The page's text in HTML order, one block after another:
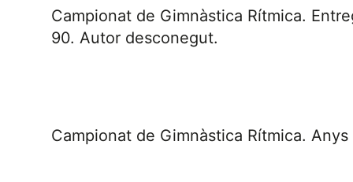
Campionat de Gimnàstica Rítmica.
90. Autor desconegut.
Campionat de Gimnàstica Rítmica.